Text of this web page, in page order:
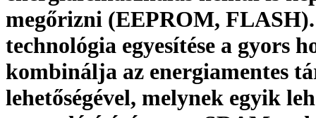
megőrizni (EEPROM,
technológia egyesítése a gyors
kombinálja az energiamentes
lehetőségével, melynek egyik